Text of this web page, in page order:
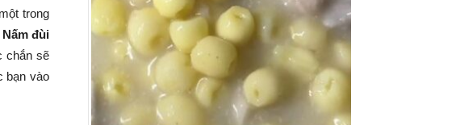
trong
Nấm đùi
chắn sẽ
bạn vào